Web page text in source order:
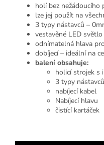
holí bez nežádoucího
lze jej použít na
3 typy nástavců –
vestavěné LED světlo
odnímatelná hlava
dobíjecí – ideální na
balení obsahuje:
holicí strojek s
3 typy nástavců
nabíjecí kabel
Nabíjecí hlavu
čistící kartáček